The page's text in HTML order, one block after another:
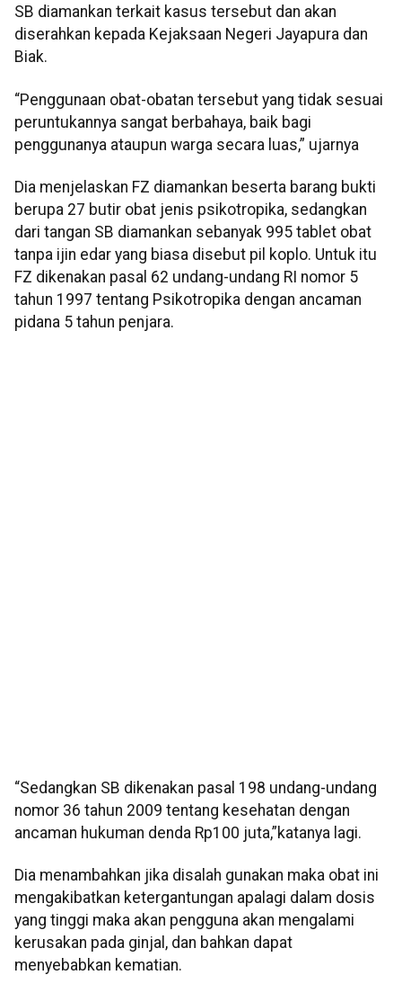
SB diamankan terkait kasus tersebut dan akan
diserahkan kepada Kejaksaan Negeri Jayapura dan
Biak.
“Penggunaan obat-obatan tersebut yang tidak sesuai
peruntukannya sangat berbahaya, baik bagi
penggunanya ataupun warga secara luas,” ujarnya
Dia menjelaskan FZ diamankan beserta barang bukti
berupa 27 butir obat jenis psikotropika, sedangkan
dari tangan SB diamankan sebanyak 995 tablet obat
tanpa ijin edar yang biasa disebut pil koplo. Untuk itu
FZ dikenakan pasal 62 undang-undang RI nomor 5
tahun 1997 tentang Psikotropika dengan ancaman
pidana 5 tahun penjara.
“Sedangkan SB dikenakan pasal 198 undang-undang
nomor 36 tahun 2009 tentang kesehatan dengan
ancaman hukuman denda Rp100 juta,”katanya lagi.
Dia menambahkan jika disalah gunakan maka obat ini
mengakibatkan ketergantungan apalagi dalam dosis
yang tinggi maka akan pengguna akan mengalami
kerusakan pada ginjal, dan bahkan dapat
menyebabkan kematian.